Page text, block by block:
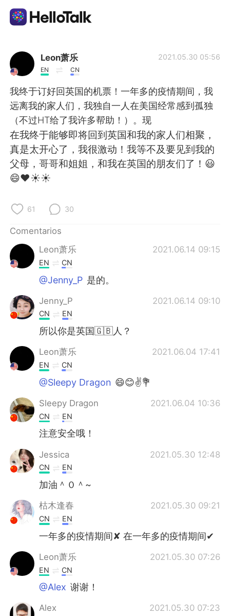
Aplicación de intercambio de idiomas
AI Grammar Checker
Español
English 简体中文
繁體中文
Français
日本語
Русский
Indonesia Italiano
Türkçe
Português
Leon萧乐
EN CN
2021.05.30 05:56
我终于订好回英国的机票！一年多的疫情期间，我
远离我的家人们，我独自一人在美国经常感到孤独
（不过HT给了我许多帮助！）。现
在我终于能够即将回到英国和我的家人们相聚，
真是太开心了，我很激动！我等不及要见到我的
父母，哥哥和姐姐，和我在英国的朋友们了！😃
😄❤☀☀
61 30
Comentarios
Leon萧乐
2021.06.14 09:15
EN CN
@Jenny_P 是的。
Jenny_P 2021.06.14 09:10
CN EN
所以你是英国🇬🇧人？
Leon萧乐 2021.06.04 17:41
EN CN
@Sleepy Dragon 😄😊✌💐
Sleepy Dragon 2021.06.04 10:36
CN EN
注意安全哦！
Jessica 2021.05.30 12:48
CN EN
加油＾０＾~
枯木逢春 2021.05.30 09:21
CN EN
一年多的疫情期间✘ 在一年多的疫情期间✔
Leon萧乐 2021.05.30 07:26
EN CN
@Alex 谢谢！
Alex 2021.05.30 07:23